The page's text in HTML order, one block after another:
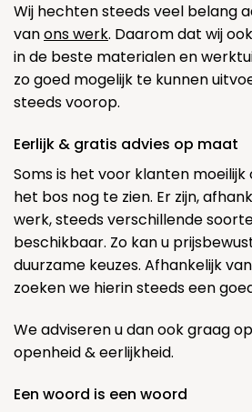
Wij hechten steeds veel belang
vanons werk. Daarom dat wij
in de beste materialen en
zo goed mogelijk te kunnen
steeds voorop.
Eerlijk & gratis advies op maat
Soms is het voor klanten
het bos nog te zien. Er zijn,
werk, steeds verschillende
beschikbaar. Zo kan u
duurzame keuzes. Afhankelijk
zoeken we hierin steeds een
We adviseren u dan ook graag
openheid & eerlijkheid.
Een woord is een woord